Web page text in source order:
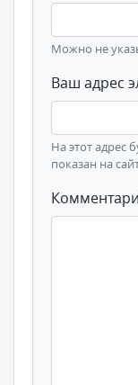
Можно не
Ваш адрес
На этот адрес
показан на